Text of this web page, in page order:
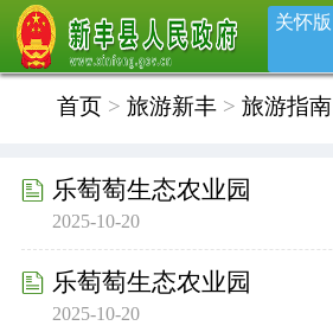
关怀版
首页> 旅游新丰> 旅游指南
乐萄萄生态农业园
2025-10-20
乐萄萄生态农业园
2025-10-20